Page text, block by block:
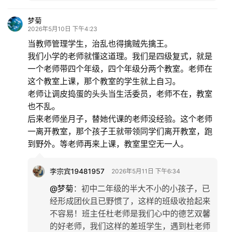
梦菊
2026年5月10日 下午4:23
当教师管理学生，治乱也得擒贼先擒王。
我们小学的老师就懂这道理。我们是四级复式，就是
一个老师带四个年级，四个年级分两个教室。老师在
这个教室上课，那个教室的学生就上自习。
老师让调皮捣蛋的头头当生活委员，老师不在，教室
也不乱。
后来老师坐月子，替她代课的老师没经验。这个老师
一离开教室，那个孩子王就带领同学们离开教室，跑
到野外。等老师再来上课，教室里空无一人。
李宗宾19481957 2026年5月11日 下午6:34
@梦菊 ： 初中二年级的半大不小的小孩子，已
经形成团伙且已野惯了，这样的班级收拾起来
不容易！班主任杜老师是我们心中的德艺双馨
的好老师，我们这样的差班学生，遇到杜老师